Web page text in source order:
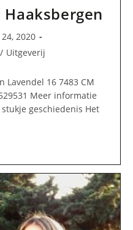
Haaksbergen
2020
/ Uitgeverij
Lavendel 16 7483 CM
Meer informatie
geschiedenis Het